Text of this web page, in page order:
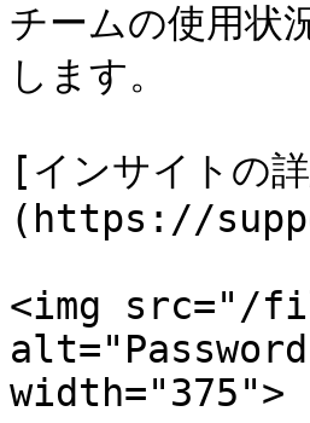
チームの使用状
します。
[インサイトの
(https://
<img src="/
width="375">